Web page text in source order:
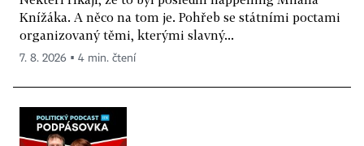
Knížáka. A něco na tom je. Pohřeb se státními poctami
organizovaný těmi, kterými slavný...
7. 8. 2026 ▪ 4 min. čtení